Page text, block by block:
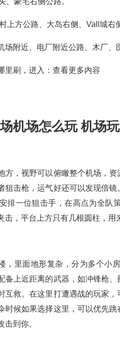
上方公路、大岛右侧、Vall城右
场附近、电厂附近公路、木厂、
里刷，进入：查看更多内容
机场怎么玩 机场
方，视野可以俯瞰整个机场，
狙击枪，运气好还可以发现倍
排一位狙击手，在高点为全队
，平台上方只有几根圆柱，用
，里面地形复杂，分为多个小
备上近距离的武器，如冲锋枪
互救。在这里打遭遇战的玩家
时候如果选择这里，可以优先
到你。